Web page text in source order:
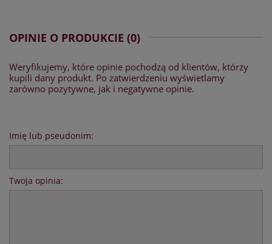
OPINIE O PRODUKCIE (0)
Weryfikujemy, które opinie pochodzą od klientów, którzy
kupili dany produkt. Po zatwierdzeniu wyświetlamy
zarówno pozytywne, jak i negatywne opinie.
Imię lub pseudonim:
Twoja opinia: